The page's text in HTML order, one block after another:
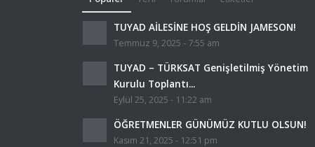
TUYAD AİLESİNE HOŞ GELDİN JAMESON!
Temmuz 9, 2025 - 7:55 am
TUYAD – TÜRKSAT Genişletilmiş Yönetim
Kurulu Toplantı...
Eylül 25, 2025 - 11:22 am
ÖĞRETMENLER GÜNÜMÜZ KUTLU OLSUN!
Kasım 21, 2025 - 12:51 pm